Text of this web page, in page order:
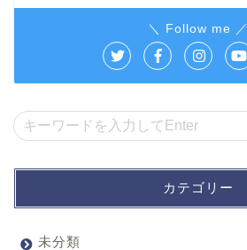
＼ Follow me ／
カテゴリー
未分類